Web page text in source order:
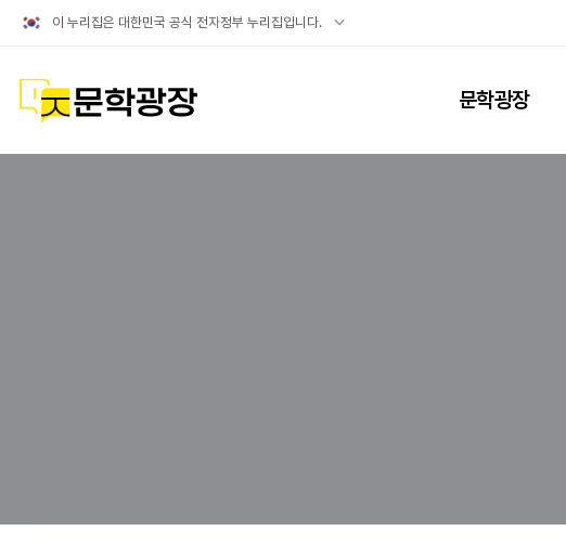
이 누리집은 대한민국 공식 전자정부 누리집입니다.
공식
문학광장 문학광장